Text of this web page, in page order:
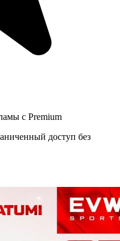
с Premium
доступ без